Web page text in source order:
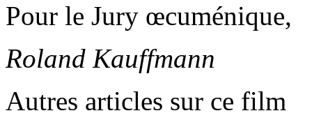
Pour le Jury œcuménique,
Roland Kauffmann
Autres articles sur ce film